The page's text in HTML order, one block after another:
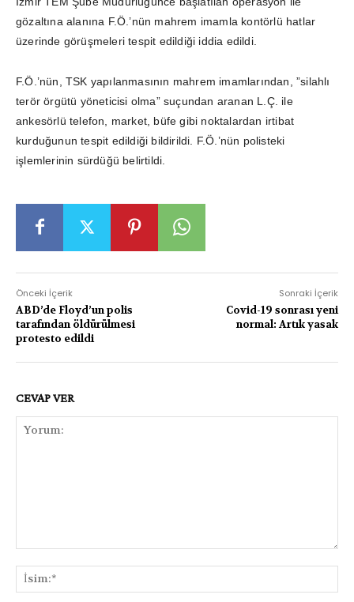
gözaltına alanına F.Ö.’nün mahrem imamla kontörlü hatlar
üzerinde görüşmeleri tespit edildiği iddia edildi.
F.Ö.’nün, TSK yapılanmasının mahrem imamlarından, ”silahlı
terör örgütü yöneticisi olma” suçundan aranan L.Ç. ile
ankesörlü telefon, market, büfe gibi noktalardan irtibat
kurduğunun tespit edildiği bildirildi. F.Ö.’nün polisteki
işlemlerinin sürdüğü belirtildi.
Önceki İçerik
ABD’de Floyd’un polis
tarafından öldürülmesi
protesto edildi
Sonraki İçerik
Covid-19 sonrası yeni
normal: Artık yasak
CEVAP VER